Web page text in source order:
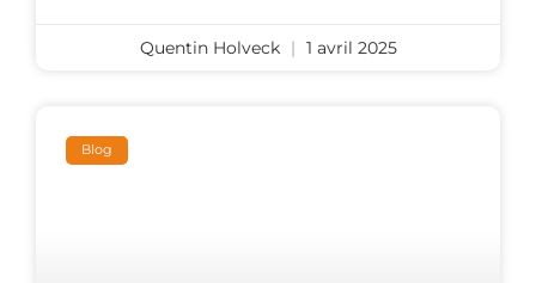
Quentin Holveck 1 avril 2025
Blog